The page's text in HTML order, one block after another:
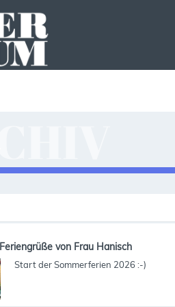
Feriengrüße von Frau Hanisch
Start der Sommerferien 2026 :-)